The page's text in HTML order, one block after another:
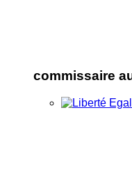
commissaire